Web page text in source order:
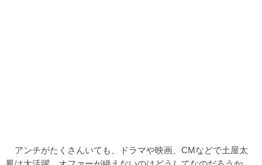
アンチがたくさんいても、ドラマや映画、CMなどで土屋太